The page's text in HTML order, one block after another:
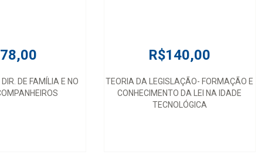
DE FAMÍLIA E NO
R$140,00
TEORIA DA LEGISLAÇÃO- FORMAÇÃO E
CONHECIMENTO DA LEI NA IDADE
TECNOLÓGICA